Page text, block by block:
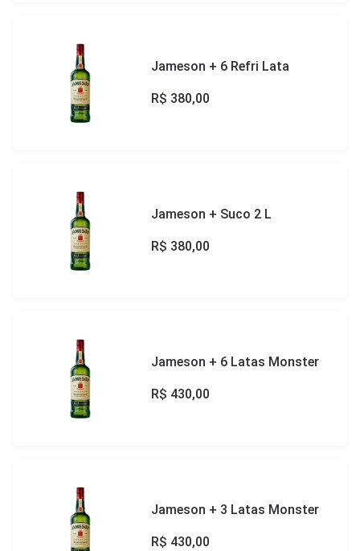
Jameson + 6 Refri Lata
R$ 380,00
Jameson + Suco 2 L
R$ 380,00
Jameson + 6 Latas Monster
R$ 430,00
Jameson + 3 Latas Monster
R$ 430,00